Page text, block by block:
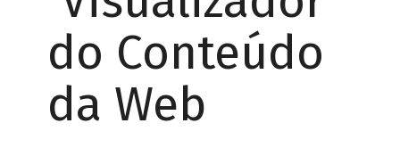
do Conteúdo
da Web